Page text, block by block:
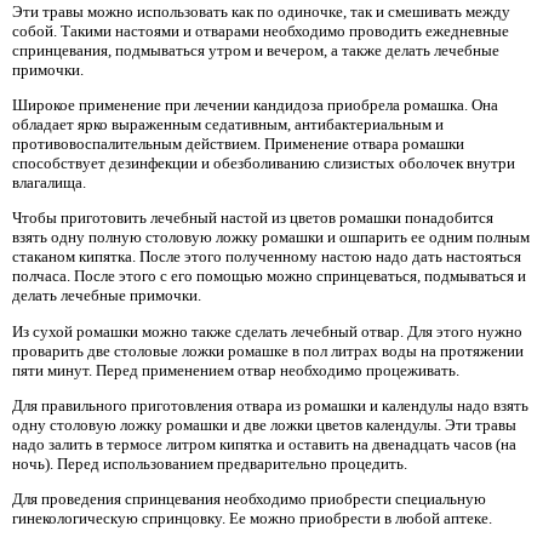
Эти травы можно использовать как по одиночке, так и смешивать между
собой. Такими настоями и отварами необходимо проводить ежедневные
спринцевания, подмываться утром и вечером, а также делать лечебные
примочки.
Широкое применение при лечении кандидоза приобрела ромашка. Она
обладает ярко выраженным седативным, антибактериальным и
противовоспалительным действием. Применение отвара ромашки
способствует дезинфекции и обезболиванию слизистых оболочек внутри
влагалища.
Чтобы приготовить лечебный настой из цветов ромашки понадобится
взять одну полную столовую ложку ромашки и ошпарить ее одним полным
стаканом кипятка. После этого полученному настою надо дать настояться
полчаса. После этого с его помощью можно спринцеваться, подмываться и
делать лечебные примочки.
Из сухой ромашки можно также сделать лечебный отвар. Для этого нужно
проварить две столовые ложки ромашке в пол литрах воды на протяжении
пяти минут. Перед применением отвар необходимо процеживать.
Для правильного приготовления отвара из ромашки и календулы надо взять
одну столовую ложку ромашки и две ложки цветов календулы. Эти травы
надо залить в термосе литром кипятка и оставить на двенадцать часов (на
ночь). Перед использованием предварительно процедить.
Для проведения спринцевания необходимо приобрести специальную
гинекологическую спринцовку. Ее можно приобрести в любой аптеке.